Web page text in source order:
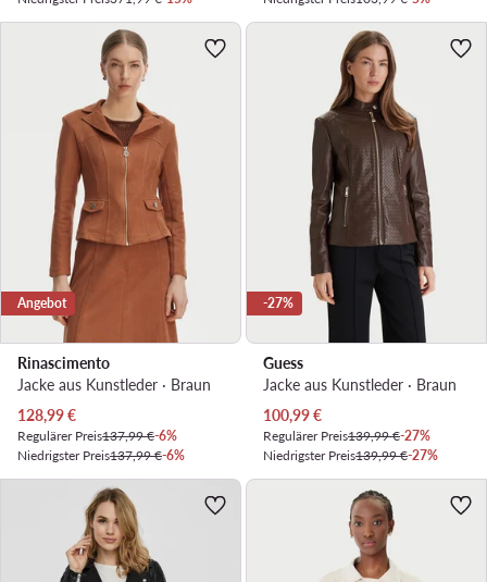
Angebot
Rinascimento
Jacke aus Kunstleder · Braun
Aktueller Preis
128,99€
Regulärer Preis137,99 €-6%
Niedrigster Preis137,99 €-6%
-27%
Guess
Jacke aus Kunstleder · Braun
Aktueller Preis
100,99€
Regulärer Preis139,99 €-27%
Niedrigster Preis139,99 €-27%